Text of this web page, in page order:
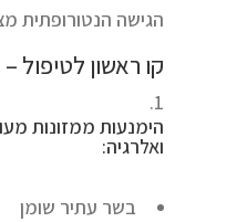
הגישה הנטורופתית
קו ראשון לטיפול –
הימנעות ממזונות
ואלרגיה:
בשר עתיר שומן